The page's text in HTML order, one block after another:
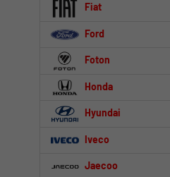
Fiat
Ford
Foton
Honda
Hyundai
Iveco
Jaecoo